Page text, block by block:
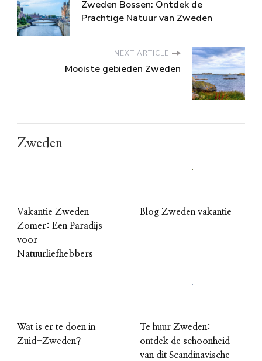
Zweden Bossen: Ontdek de
Prachtige Natuur van Zweden
NEXT ARTICLE
Mooiste gebieden Zweden
Zweden
Vakantie Zweden
Zomer: Een Paradijs
voor
Natuurliefhebbers
Blog Zweden vakantie
Wat is er te doen in
Zuid-Zweden?
Te huur Zweden:
ontdek de schoonheid
van dit Scandinavische